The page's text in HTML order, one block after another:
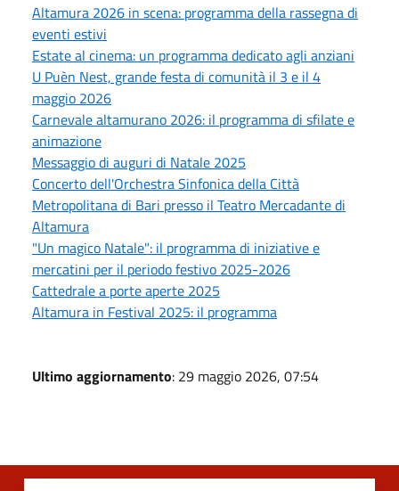
Altamura 2026 in scena: programma della rassegna di
eventi estivi
Estate al cinema: un programma dedicato agli anziani
U Puèn Nest, grande festa di comunità il 3 e il 4
maggio 2026
Carnevale altamurano 2026: il programma di sfilate e
animazione
Messaggio di auguri di Natale 2025
Concerto dell'Orchestra Sinfonica della Città
Metropolitana di Bari presso il Teatro Mercadante di
Altamura
"Un magico Natale": il programma di iniziative e
mercatini per il periodo festivo 2025-2026
Cattedrale a porte aperte 2025
Altamura in Festival 2025: il programma
Ultimo aggiornamento: 29 maggio 2026, 07:54